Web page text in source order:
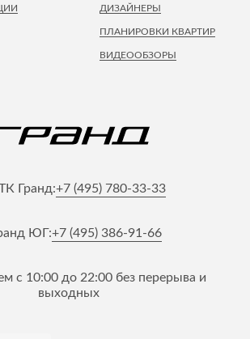
ПЛАНИРОВКИ КВАРТИР
ВИДЕООБЗОРЫ
ДИЗАЙНЕРЫ
Гранд:+7 (495) 780-33-33
ЮГ:+7 (495) 386-91-66
с 10:00 до 22:00 без перерыва и
выходных